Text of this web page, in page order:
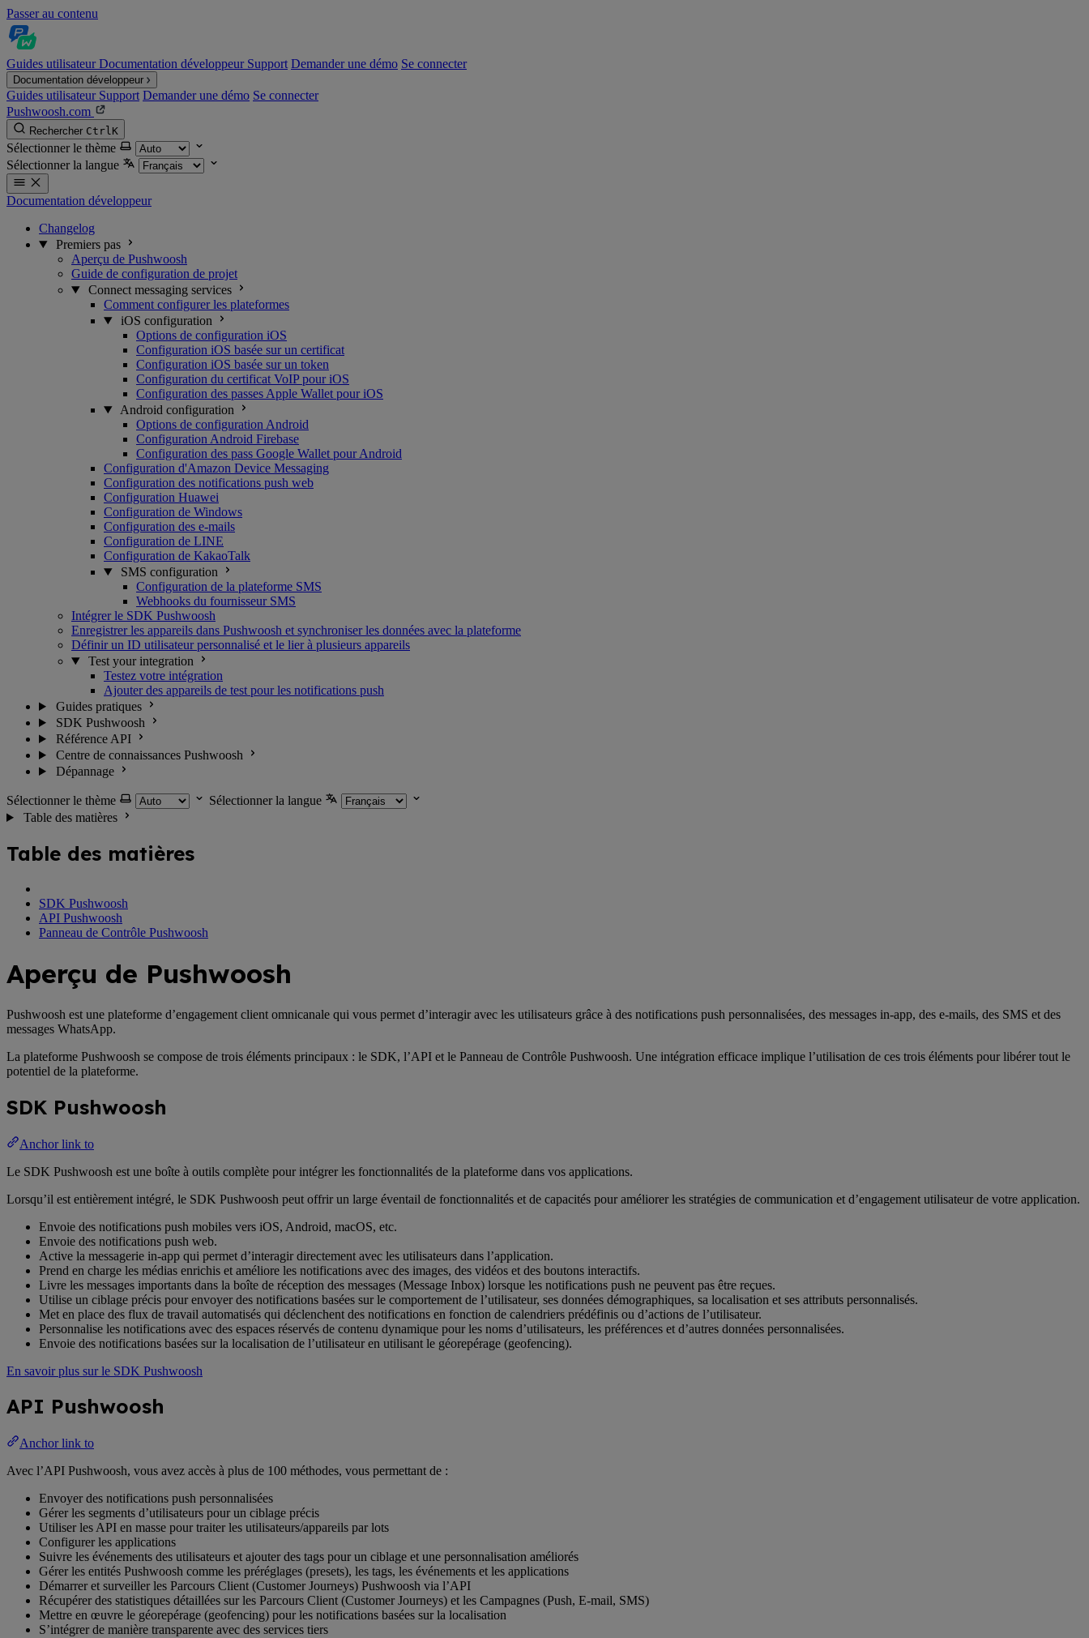
Passer au contenu
Guides utilisateurDocumentation développeur Support Demander une démo Se connecter
Documentation développeur
Guides utilisateur Support Demander une démo Se connecter
Pushwoosh.com
Rechercher CtrlK
Sélectionner le thème
Sélectionner la langue
Documentation développeur
Changelog
Premiers pas
Aperçu de Pushwoosh
Guide de configuration de projet
Connect messaging services
Comment configurer les plateformes
iOS configuration
Options de configuration iOS
Configuration iOS basée sur un certificat
Configuration iOS basée sur un token
Configuration du certificat VoIP pour iOS
Configuration des passes Apple Wallet pour iOS
Android configuration
Options de configuration Android
Configuration Android Firebase
Configuration des pass Google Wallet pour Android
Configuration d'Amazon Device Messaging
Configuration des notifications push web
Configuration Huawei
Configuration de Windows
Configuration des e-mails
Configuration de LINE
Configuration de KakaoTalk
SMS configuration
Configuration de la plateforme SMS
Webhooks du fournisseur SMS
Intégrer le SDK Pushwoosh
Enregistrer les appareils dans Pushwoosh et synchroniser les données avec la plateforme
Définir un ID utilisateur personnalisé et le lier à plusieurs appareils
Test your integration
Testez votre intégration
Ajouter des appareils de test pour les notifications push
Guides pratiques
SDK Pushwoosh
Référence API
Centre de connaissances Pushwoosh
Dépannage
Sélectionner le thème
Sélectionner la langue
Table des matières
Table des matières
SDK Pushwoosh
API Pushwoosh
Panneau de Contrôle Pushwoosh
Aperçu de Pushwoosh
Pushwoosh est une plateforme d’engagement client omnicanale qui vous permet d’interagir avec les utilisateurs grâce à des notifications push personnalisées, des messages in-app, des e-mails, des SMS et des
messages WhatsApp.
La plateforme Pushwoosh se compose de trois éléments principaux : le SDK, l’API et le Panneau de Contrôle Pushwoosh. Une intégration efficace implique l’utilisation de ces trois éléments pour libérer tout le
potentiel de la plateforme.
SDK Pushwoosh
Anchor link to
Le SDK Pushwoosh est une boîte à outils complète pour intégrer les fonctionnalités de la plateforme dans vos applications.
Lorsqu’il est entièrement intégré, le SDK Pushwoosh peut offrir un large éventail de fonctionnalités et de capacités pour améliorer les stratégies de communication et d’engagement utilisateur de votre application.
Envoie des notifications push mobiles vers iOS, Android, macOS, etc.
Envoie des notifications push web.
Active la messagerie in-app qui permet d’interagir directement avec les utilisateurs dans l’application.
Prend en charge les médias enrichis et améliore les notifications avec des images, des vidéos et des boutons interactifs.
Livre les messages importants dans la boîte de réception des messages (Message Inbox) lorsque les notifications push ne peuvent pas être reçues.
Utilise un ciblage précis pour envoyer des notifications basées sur le comportement de l’utilisateur, ses données démographiques, sa localisation et ses attributs personnalisés.
Met en place des flux de travail automatisés qui déclenchent des notifications en fonction de calendriers prédéfinis ou d’actions de l’utilisateur.
Personnalise les notifications avec des espaces réservés de contenu dynamique pour les noms d’utilisateurs, les préférences et d’autres données personnalisées.
Envoie des notifications basées sur la localisation de l’utilisateur en utilisant le géorepérage (geofencing).
En savoir plus sur le SDK Pushwoosh
API Pushwoosh
Anchor link to
Avec l’API Pushwoosh, vous avez accès à plus de 100 méthodes, vous permettant de :
Envoyer des notifications push personnalisées
Gérer les segments d’utilisateurs pour un ciblage précis
Utiliser les API en masse pour traiter les utilisateurs/appareils par lots
Configurer les applications
Suivre les événements des utilisateurs et ajouter des tags pour un ciblage et une personnalisation améliorés
Gérer les entités Pushwoosh comme les préréglages (presets), les tags, les événements et les applications
Démarrer et surveiller les Parcours Client (Customer Journeys) Pushwoosh via l’API
Récupérer des statistiques détaillées sur les Parcours Client (Customer Journeys) et les Campagnes (Push, E-mail, SMS)
Mettre en œuvre le géorepérage (geofencing) pour les notifications basées sur la localisation
S’intégrer de manière transparente avec des services tiers